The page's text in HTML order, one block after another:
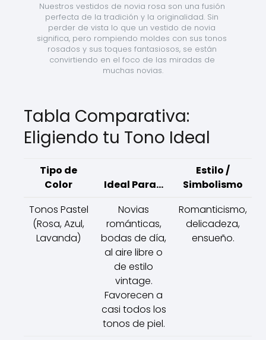
Nuestros vestidos de novia rosa son una fusión
perfecta de la tradición y la originalidad. Sin
perder de vista lo que un vestido de novia
significa, pero rompiendo moldes con sus tonos
rosados y sus toques fantasiosos, se están
convirtiendo en el foco de las miradas de
muchas novias.
Tabla Comparativa:
Eligiendo tu Tono Ideal
Tipo de
Color
Ideal Para...
Estilo /
Simbolismo
Tonos Pastel
(Rosa, Azul,
Lavanda)
Novias
románticas,
bodas de día,
al aire libre o
de estilo
vintage.
Favorecen a
casi todos los
tonos de piel.
Romanticismo,
delicadeza,
ensueño.